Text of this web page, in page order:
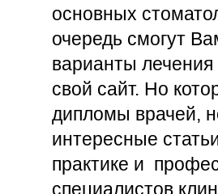
основных
очередь смогут
варианты лечения
свой сайт. Но
дипломы врачей,
интересные
практике и
специалистов